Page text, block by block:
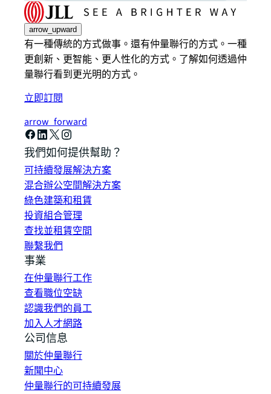
arrow_upward
有一種傳統的方式做事。還有仲量聯行的方式。一種
更創新、更智能、更人性化的方式。了解如何透過仲
量聯行看到更光明的方式。
立即訂閱
arrow_forward
我們如何提供幫助？
可持續發展解決方案
混合辦公空間解決方案
綠色建築和租賃
投資組合管理
查找並租賃空間
聯繫我們
事業
在仲量聯行工作
查看職位空缺
認識我們的員工
加入人才網路
公司信息
關於仲量聯行
新聞中心
仲量聯行的可持續發展